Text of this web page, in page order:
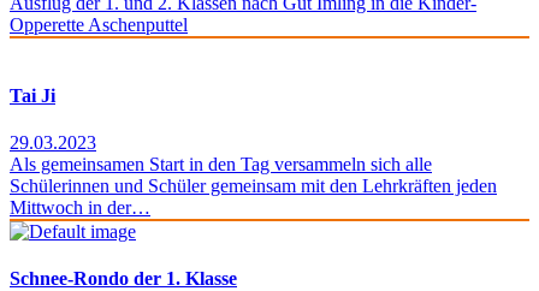
Opperette Aschenputtel
Tai Ji
29.03.2023
Als gemeinsamen Start in den Tag versammeln sich alle
Schülerinnen und Schüler gemeinsam mit den Lehrkräften jeden
Mittwoch in der…
Schnee-Rondo der 1. Klasse